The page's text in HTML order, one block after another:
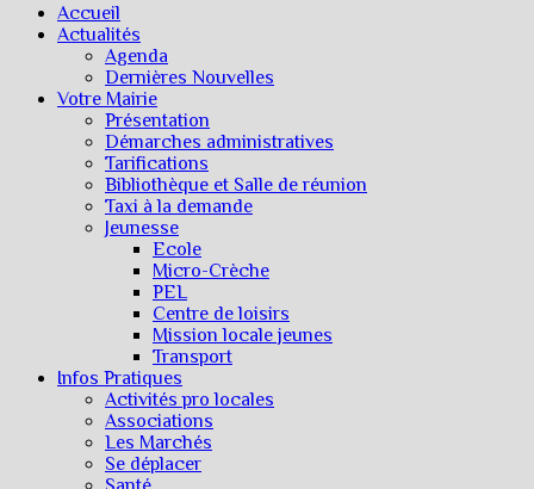
Accueil
Actualités
Agenda
Dernières Nouvelles
Votre Mairie
Présentation
Démarches administratives
Tarifications
Bibliothèque et Salle de réunion
Taxi à la demande
Jeunesse
Ecole
Micro-Crèche
PEL
Centre de loisirs
Mission locale jeunes
Transport
Infos Pratiques
Activités pro locales
Associations
Les Marchés
Se déplacer